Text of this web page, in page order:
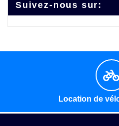
Suivez-nous sur:
Location de vélo à Lamastre